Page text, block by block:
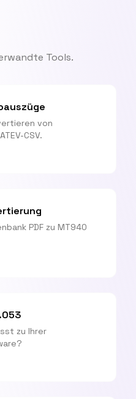
Tools.
von
CSV.
PDF zu MT940
zu Ihrer